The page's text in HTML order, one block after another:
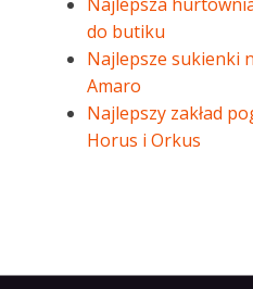
do butiku
Najlepsze sukienki
Amaro
Najlepszy zakład
Horus i Orkus